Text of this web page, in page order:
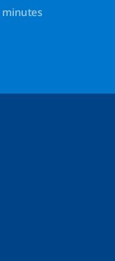
minutes